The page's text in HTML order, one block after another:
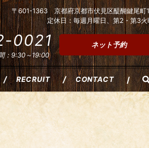
〒601-1363 京都府京都市伏見区醍醐鍵尾町
定休日：毎週月曜日、第2・第3火
0021
：9:30～19:00
ネット予約
RECRUIT CONTACT